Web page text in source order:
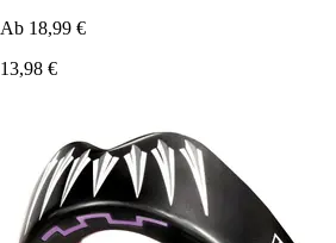
Ab 18,99 €
13,98 €